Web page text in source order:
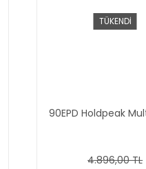
TÜKENDİ
90EPD Holdpeak
4.896,00 TL